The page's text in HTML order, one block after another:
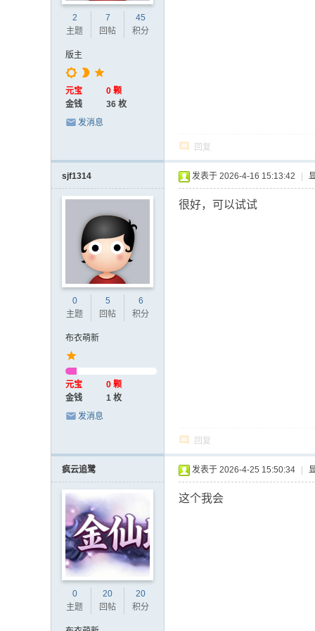
2
主题
7
回帖
45
积分
版主
元宝
0 颗
金钱
36 枚
发消息
回复
sjf1314
0
主题
5
回帖
6
积分
布衣萌新
元宝
0 颗
金钱
1 枚
发消息
发表于 2026-4-16 15:13:42
很好，可以试试
回复
疯云追鹭
0
主题
20
回帖
20
积分
发表于 2026-4-25 15:50:34
这个我会